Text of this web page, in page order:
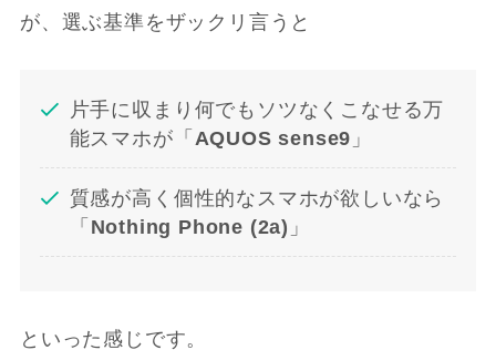
が、選ぶ基準をザックリ言うと
片手に収まり何でもソツなくこなせる万
能スマホが「 AQUOS sense9 」
質感が高く個性的なスマホが欲しいなら
「 Nothing Phone (2a) 」
といった感じです。